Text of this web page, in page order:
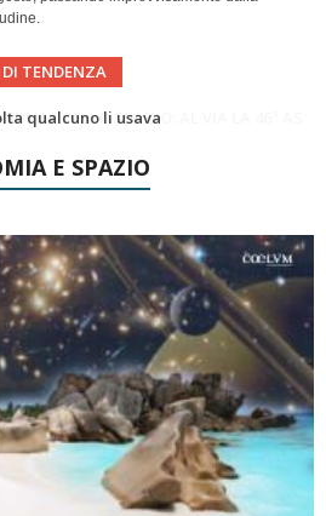
DI TENDENZA
Mese di Agosto 2026
E SPAZIO